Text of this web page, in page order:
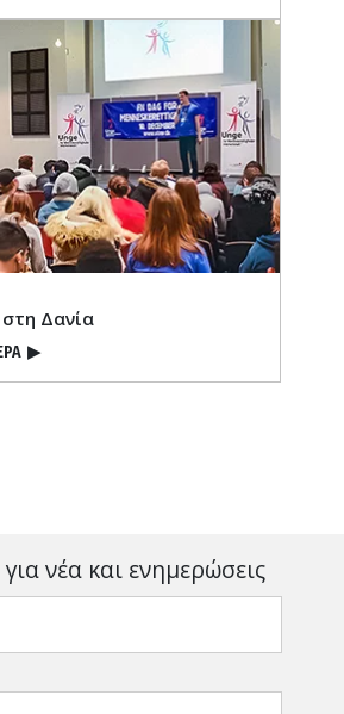
Δανία
▶
για νέα και ενημερώσεις